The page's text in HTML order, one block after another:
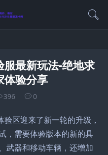
最新玩法-绝地求
体验分享
396 0
区迎来了新一轮的升级，
，需要体验版本的新的具
武器和移动车辆，还增加